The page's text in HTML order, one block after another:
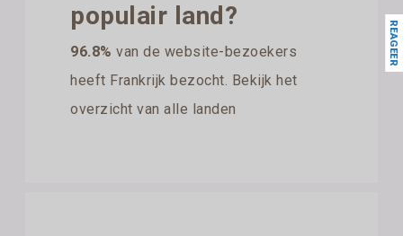
populair land?
96.8% van de website-bezoekers
heeft Frankrijk bezocht. Bekijk het
overzicht van alle landen
REAGEER